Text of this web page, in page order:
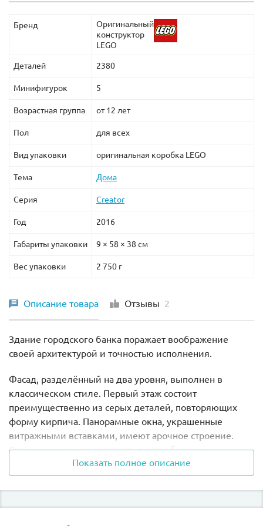
Для создания настоящей городской улицы набор Лего
Кинотеатр
Лего 10243 Парижский ресторан
Бренд
Оригинальный
конструктор
LEGO
Деталей 2380
Минифигурок 5
Возрастная группа от 12 лет
Пол для всех
Вид упаковки оригинальная коробка LEGO
Тема Дома
Серия Creator
Год 2016
Габариты упаковки 9 × 58 × 38 см
Вес упаковки 2 750 г
Описание товара Отзывы 2
Здание городского банка поражает воображение
своей архитектурой и точностью исполнения.
Фасад, разделённый на два уровня, выполнен в
классическом стиле. Первый этаж состоит
преимущественно из серых деталей, повторяющих
форму кирпича. Панорамные окна, украшенные
витражными вставками, имеют арочное строение.
Сквозь них можно заглянуть внутрь банка и
рассмотреть его интерьер. Парадный вход также
выглядит очень торжественно и монументально. Над
стеклянными дверями с позолоченными ручками
виден барельеф в виде стилизованного орла.
Показать полное описание